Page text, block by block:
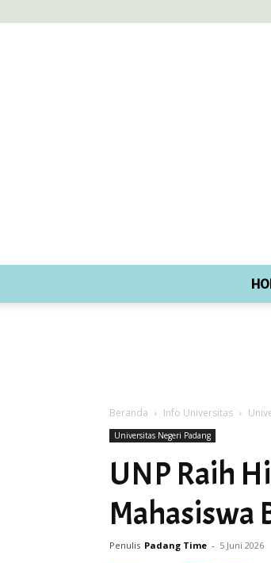
Beranda Info Universitas
Universitas Negeri Padang
UNP Raih
Mahasiswa
Penulis Padang Time - 5 Juni 2026